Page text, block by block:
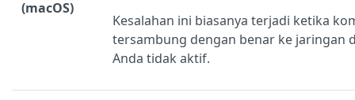
(macOS)
Kesalahan ini biasanya terjadi ketika
tersambung dengan benar ke jaringan
Anda tidak aktif.